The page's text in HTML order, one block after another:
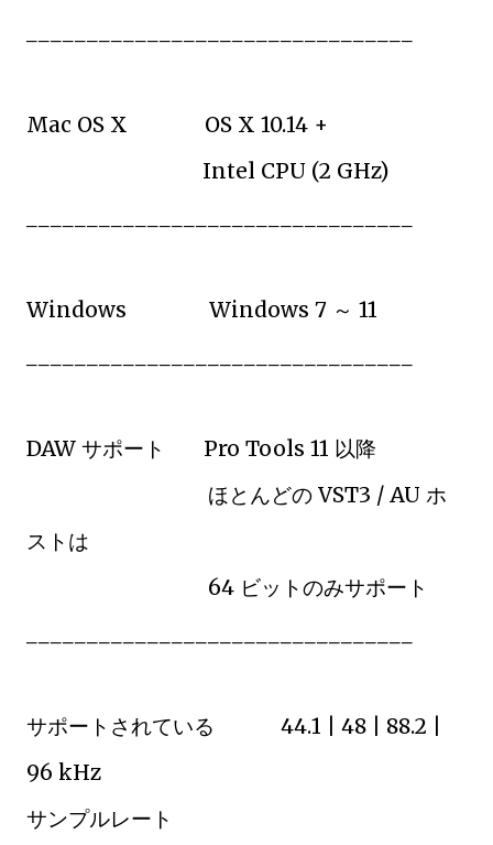
Mac OS X OS X 10.14 +
Intel CPU (2 GHz)
Windows Windows 7 ～ 11
DAW サポート Pro Tools 11 以降
ほとんどの VST3 / AU ホ
ストは
64 ビットのみサポート
サポートされている 44.1 | 48 | 88.2 |
96 kHz
サンプルレート